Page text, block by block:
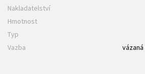
Nakladatelství
Hmotnost
Typ
Vazba